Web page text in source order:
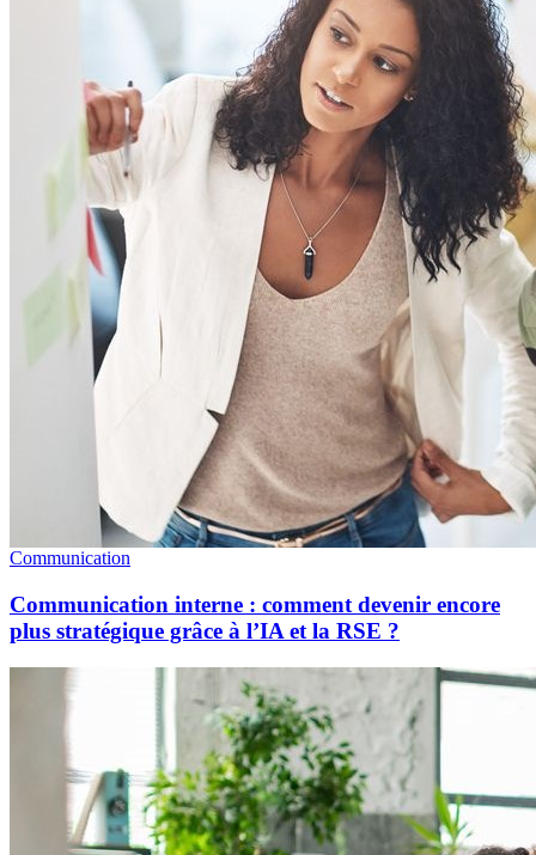
Communication
Communication interne : comment devenir encore
plus stratégique grâce à l’IA et la RSE ?